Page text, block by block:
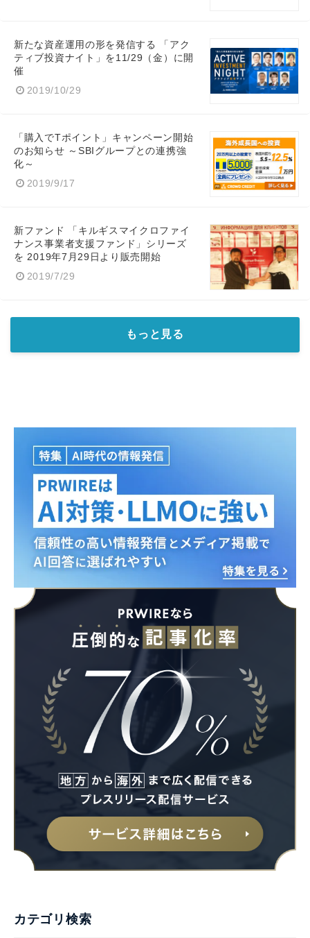
新たな資産運用の形を発信する 「アク
ティブ投資ナイト」を11/29（金）に開
催
2019/10/29
「購入でTポイント」キャンペーン開始
のお知らせ ～SBIグループとの連携強
化～
2019/9/17
新ファンド 「キルギスマイクロファイ
ナンス事業者支援ファンド」シリーズ
を 2019年7月29日より販売開始
2019/7/29
もっと見る
カテゴリ検索